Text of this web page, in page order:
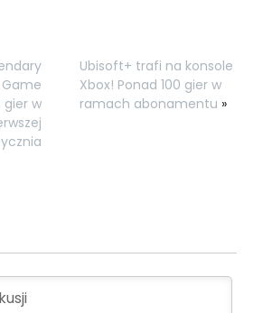
gier w
Ubisoft+ trafi na konsole
Xbox! Ponad 100 gier w
ramach abonamentu »